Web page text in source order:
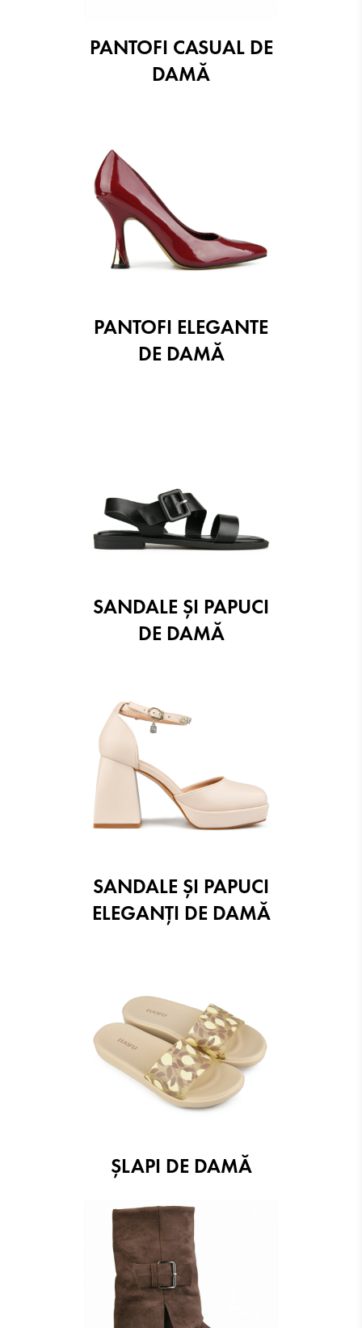
PANTOFI CASUAL DE
DAMĂ
PANTOFI ELEGANTE
DE DAMĂ
SANDALE ŞI PAPUCI
DE DAMĂ
SANDALE ŞI PAPUCI
ELEGANŢI DE DAMĂ
ŞLAPI DE DAMĂ